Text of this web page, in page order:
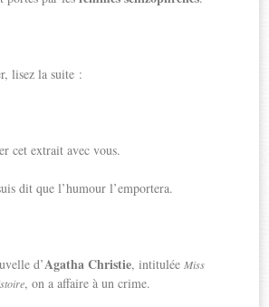
lisez la suite :
cet extrait avec vous.
dit que l’humour l’emportera.
d’Agatha Christie, intituléeMiss
, on a affaire à un crime.